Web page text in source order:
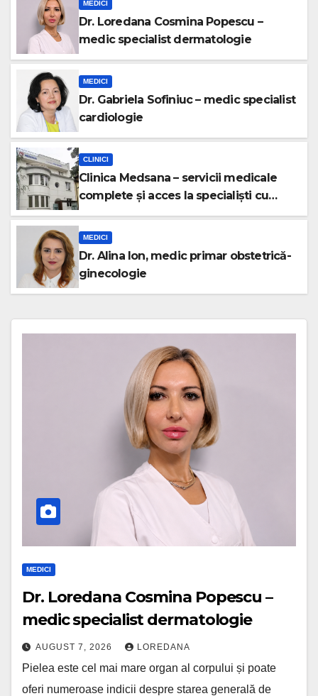
MEDICI
Dr. Loredana Cosmina Popescu –
medic specialist dermatologie
MEDICI
Dr. Gabriela Sofiniuc – medic specialist
cardiologie
CLINICI
Clinica Medsana – servicii medicale
complete și acces la specialiști cu
experiență
MEDICI
Dr. Alina Ion, medic primar obstetrică-
ginecologie
MEDICI
Dr. Loredana Cosmina Popescu –
medic specialist dermatologie
AUGUST 7, 2026 LOREDANA
Pielea este cel mai mare organ al corpului și poate
oferi numeroase indicii despre starea generală de